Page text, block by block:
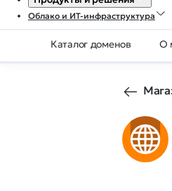
Облако и ИТ-инфраструктура
Каталог доменов О